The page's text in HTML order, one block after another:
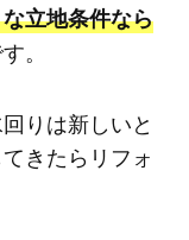
立地条件なら
。
りは新しいと
きたらリフォ